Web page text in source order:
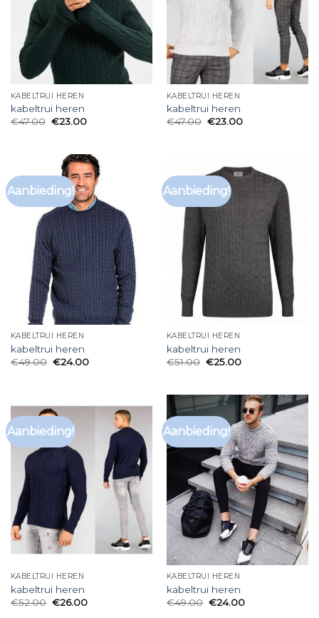
KABELTRUI HEREN
kabeltrui heren
€47.00 €23.00
KABELTRUI HEREN
kabeltrui heren
€47.00 €23.00
Aanbieding!
KABELTRUI HEREN
kabeltrui heren
€49.00 €24.00
Aanbieding!
KABELTRUI HEREN
kabeltrui heren
€51.00 €25.00
Aanbieding!
KABELTRUI HEREN
kabeltrui heren
€52.00 €26.00
Aanbieding!
KABELTRUI HEREN
kabeltrui heren
€49.00 €24.00